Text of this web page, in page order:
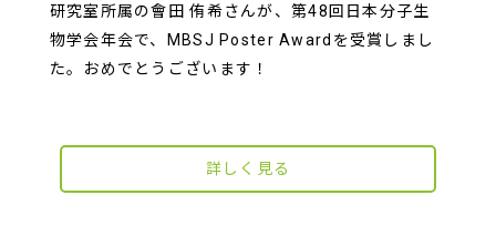
研究室所属の會田 侑希さんが、第48回日本分子生
物学会年会で、MBSJ Poster Awardを受賞しまし
た。おめでとうございます！
詳しく見る